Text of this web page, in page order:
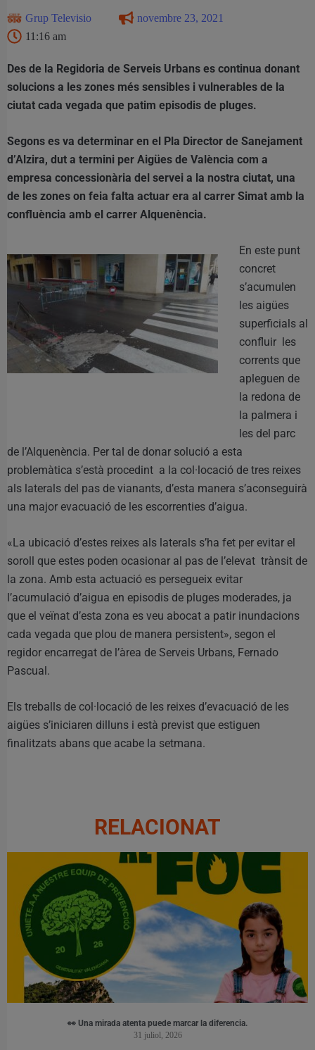
Grup Televisio
novembre 23, 2021
11:16 am
Des de la Regidoria de Serveis Urbans es continua donant
solucions a les zones més sensibles i vulnerables de la
ciutat cada vegada que patim episodis de pluges.
Segons es va determinar en el Pla Director de Sanejament
d’Alzira, dut a termini per Aigües de València com a
empresa concessionària del servei a la nostra ciutat, una
de les zones on feia falta actuar era al carrer Simat amb la
confluència amb el carrer Alquenència.
En este punt
concret
s’acumulen
les aigües
superficials al
confluir les
corrents que
apleguen de
la redona de
la palmera i
les del parc
de l’Alquenència. Per tal de donar solució a esta
problemàtica s’està procedint a la col·locació de tres reixes
als laterals del pas de vianants, d’esta manera s’aconseguirà
una major evacuació de les escorrenties d’aigua.
«La ubicació d’estes reixes als laterals s’ha fet per evitar el
soroll que estes poden ocasionar al pas de l’elevat trànsit de
la zona. Amb esta actuació es persegueix evitar
l’acumulació d’aigua en episodis de pluges moderades, ja
que el veïnat d’esta zona es veu abocat a patir inundacions
cada vegada que plou de manera persistent», segon el
regidor encarregat de l’àrea de Serveis Urbans, Fernado
Pascual.
Els treballs de col·locació de les reixes d’evacuació de les
aigües s’iniciaren dilluns i està previst que estiguen
finalitzats abans que acabe la setmana.
RELACIONAT
👀 Una mirada atenta puede marcar la diferencia.
31 juliol, 2026